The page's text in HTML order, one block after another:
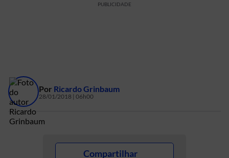
PUBLICIDADE
Por Ricardo Grinbaum
28/01/2018 | 06h00
Compartilhar